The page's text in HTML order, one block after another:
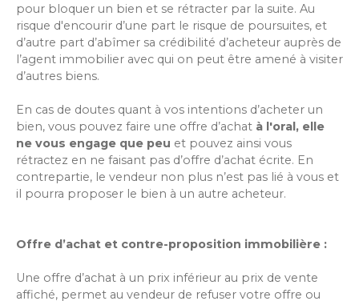
pour bloquer un bien et se rétracter par la suite. Au
risque d'encourir d’une part le risque de poursuites, et
d’autre part d’abîmer sa crédibilité d’acheteur auprès de
l’agent immobilier avec qui on peut être amené à visiter
d’autres biens.
En cas de doutes quant à vos intentions d’acheter un
bien, vous pouvez faire une offre d’achat à l'oral, elle
ne vous engage que peu et pouvez ainsi vous
rétractez en ne faisant pas d’offre d’achat écrite. En
contrepartie, le vendeur non plus n’est pas lié à vous et
il pourra proposer le bien à un autre acheteur.
Offre d’achat et contre-proposition immobilière :
Une offre d’achat à un prix inférieur au prix de vente
affiché, permet au vendeur de refuser votre offre ou